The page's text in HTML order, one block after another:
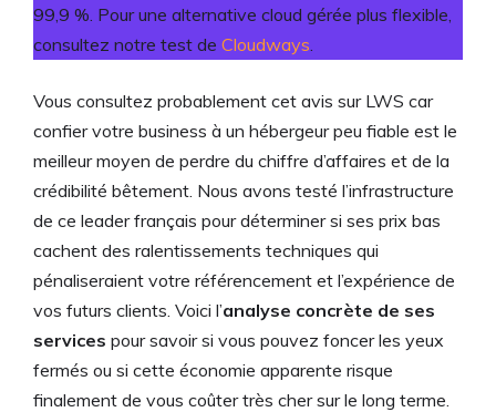
99,9 %. Pour une alternative cloud gérée plus flexible,
consultez notre test de Cloudways.
Vous consultez probablement cet avis sur LWS car
confier votre business à un hébergeur peu fiable est le
meilleur moyen de perdre du chiffre d’affaires et de la
crédibilité bêtement. Nous avons testé l’infrastructure
de ce leader français pour déterminer si ses prix bas
cachent des ralentissements techniques qui
pénaliseraient votre référencement et l’expérience de
vos futurs clients. Voici l’analyse concrète de ses
services pour savoir si vous pouvez foncer les yeux
fermés ou si cette économie apparente risque
finalement de vous coûter très cher sur le long terme.